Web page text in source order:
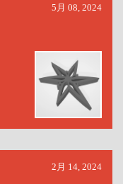
5月 08, 2024
2月 14, 2024